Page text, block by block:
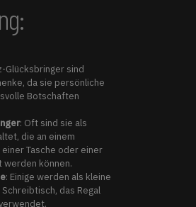
Glücksbringer sind
da sie persönliche
Botschaften
: Oft sind sie als
die an einem
einer Tasche oder einer
können.
: Einige werden als kleine
das Regal